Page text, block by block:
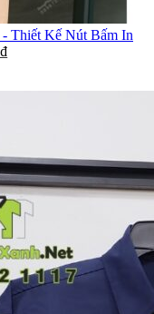
Thiết Kế Nút Bấm In
₫